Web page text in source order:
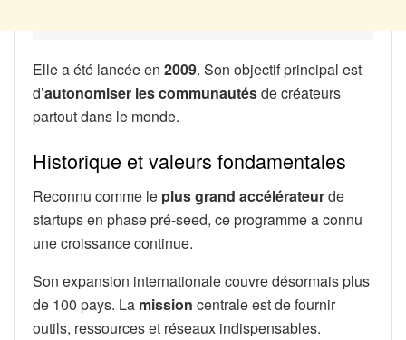
Elle a été lancée en 2009. Son objectif principal est
d’autonomiser les communautésde créateurs
partout dans le monde.
Historique et valeurs fondamentales
Reconnu comme le plus grand accélérateurde
startups en phase pré-seed, ce programme a connu
une croissance continue.
Son expansion internationale couvre désormais plus
de 100 pays. La mission centrale est de fournir
outils, ressources et réseaux indispensables.